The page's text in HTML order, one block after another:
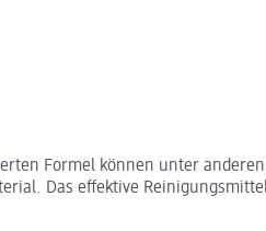
Formel können unter
Das effektive